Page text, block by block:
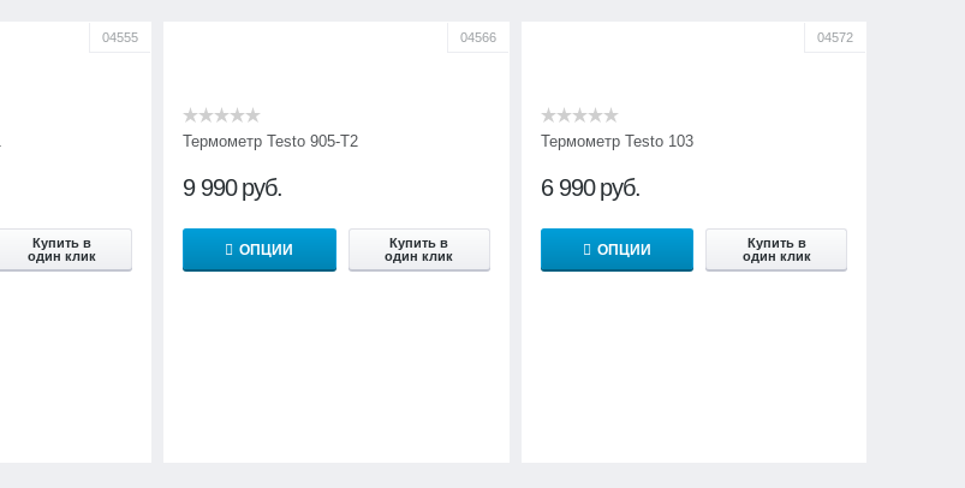
04555
Купить в
один клик
04566
Термометр Testo 905-T2
9 990 руб.
ОПЦИИ
Купить в
один клик
04572
Термометр Testo 103
6 990 руб.
ОПЦИИ
Купить в
один клик